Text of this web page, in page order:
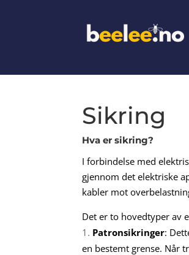
Sikring
Hva er sikring?
I forbindelse med
gjennom det elektriske
kabler mot
Det er to hovedtyper av
Patronsikringer:
en bestemt grense. Når